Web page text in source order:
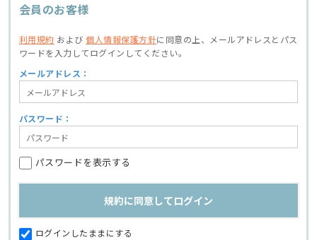
会員のお客様
利用規約 および個人情報保護方針に同意の上、
メールアドレスとパス
ワードを入力してログインしてください。
メールアドレス：
パスワード：
パスワードを表示する
ログインしたままにする